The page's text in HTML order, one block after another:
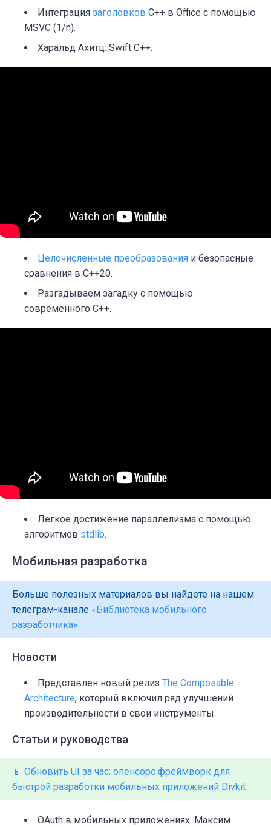
Интеграция заголовков C++ в Office с помощью
MSVC (1/n).
Харальд Ахитц: Swift C++.
Целочисленные преобразования и безопасные
сравнения в C++20.
Разгадываем загадку с помощью
современного C++.
Легкое достижение параллелизма с помощью
алгоритмов stdlib.
Мобильная разработка
Больше полезных материалов вы найдете на нашем
телеграм-канале «Библиотека мобильного
разработчика»
Новости
Представлен новый релиз The Composable
Architecture, который включил ряд улучшений
производительности в свои инструменты.
Статьи и руководства
​📱 Обновить UI за час: опенсорс фреймворк для
быстрой разработки мобильных приложений Divkit
OAuth в мобильных приложениях. Максим